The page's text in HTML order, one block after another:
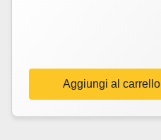
Aggiungi al carrello